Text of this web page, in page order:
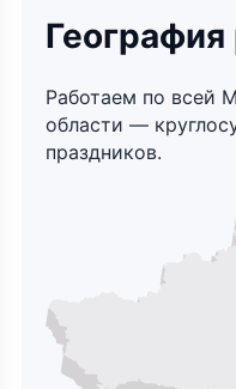
Работаем по всей
области —
праздников.